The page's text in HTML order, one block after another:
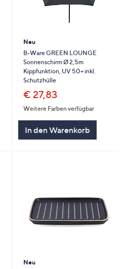
Neu
B-Ware GREEN LOUNGE
Sonnenschirm Ø 2,5m
Kippfunktion, UV 50+ inkl.
Schutzhülle
€ 27,83
Weitere Farben verfügbar
In den Warenkorb
Neu